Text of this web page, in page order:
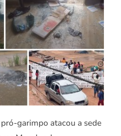
garimpo atacou a sede